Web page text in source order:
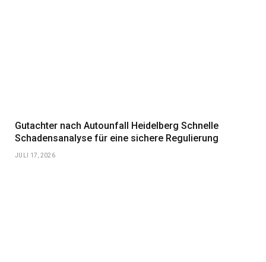
Gutachter nach Autounfall Heidelberg Schnelle
Schadensanalyse für eine sichere Regulierung
JULI 17, 2026